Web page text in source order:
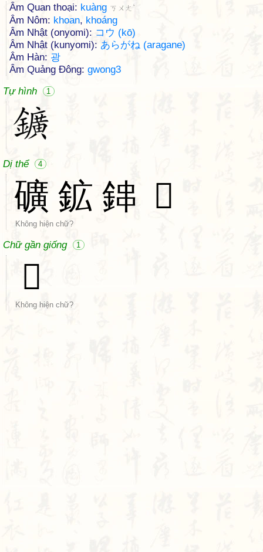
Âm Quan thoại: kuàng ㄎㄨㄤˋ
Âm Nôm: khoan, khoáng
Âm Nhật (onyomi): コウ (kō)
Âm Nhật (kunyomi): あらがね (aragane)
Âm Hàn: 광
Âm Quảng Đông: gwong3
Tự hình
1
Dị thể 4
礦 鉱 鋛 𰽚
Không hiện chữ?
Chữ gần giống 1
𨤡
Không hiện chữ?